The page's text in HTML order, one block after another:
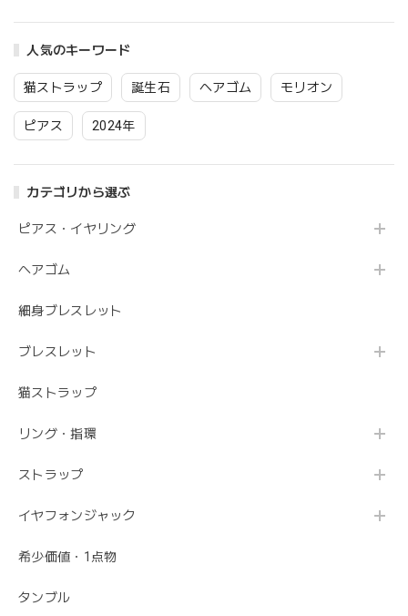
人気のキーワード
猫ストラップ 誕生石 ヘアゴム モリオン
ピアス 2024年
カテゴリから選ぶ
ピアス・イヤリング
ヘアゴム
細身ブレスレット
ブレスレット
猫ストラップ
リング・指環
ストラップ
イヤフォンジャック
希少価値・1点物
タンブル